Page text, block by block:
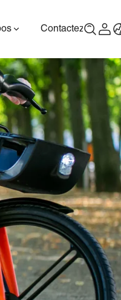
Contactez-nous